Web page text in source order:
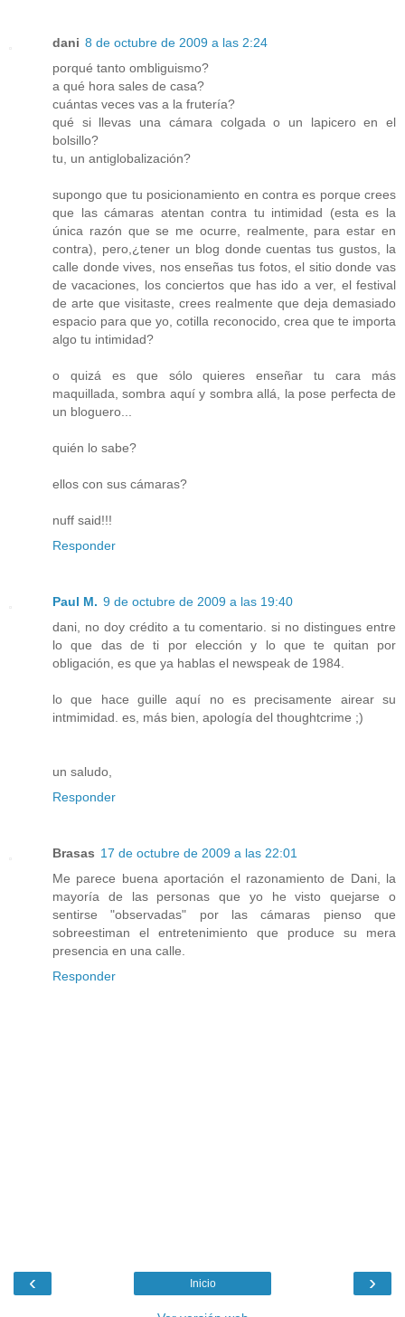
dani 8 de octubre de 2009 a las 2:24
porqué tanto ombliguismo?
a qué hora sales de casa?
cuántas veces vas a la frutería?
qué si llevas una cámara colgada o un lapicero en el
bolsillo?
tu, un antiglobalización?
supongo que tu posicionamiento en contra es porque crees
que las cámaras atentan contra tu intimidad (esta es la
única razón que se me ocurre, realmente, para estar en
contra), pero,¿tener un blog donde cuentas tus gustos, la
calle donde vives, nos enseñas tus fotos, el sitio donde vas
de vacaciones, los conciertos que has ido a ver, el festival
de arte que visitaste, crees realmente que deja demasiado
espacio para que yo, cotilla reconocido, crea que te importa
algo tu intimidad?
o quizá es que sólo quieres enseñar tu cara más
maquillada, sombra aquí y sombra allá, la pose perfecta de
un bloguero...
quién lo sabe?
ellos con sus cámaras?
nuff said!!!
Responder
Paul M. 9 de octubre de 2009 a las 19:40
dani, no doy crédito a tu comentario. si no distingues entre
lo que das de ti por elección y lo que te quitan por
obligación, es que ya hablas el newspeak de 1984.
lo que hace guille aquí no es precisamente airear su
intmimidad. es, más bien, apología del thoughtcrime ;)
un saludo,
Responder
Brasas 17 de octubre de 2009 a las 22:01
Me parece buena aportación el razonamiento de Dani, la
mayoría de las personas que yo he visto quejarse o
sentirse "observadas" por las cámaras pienso que
sobreestiman el entretenimiento que produce su mera
presencia en una calle.
Responder
‹ ›
Inicio